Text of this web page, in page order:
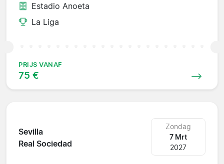
Estadio Anoeta
La Liga
PRIJS VANAF
75 €
Sevilla
Real Sociedad
Zondag
7 Mrt
2027